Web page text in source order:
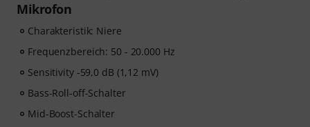
Mikrofon
Charakteristik: Niere
Frequenzbereich: 50 - 20.000 Hz
Sensitivity -59,0 dB (1,12 mV)
Bass-Roll-off-Schalter
Mid-Boost-Schalter